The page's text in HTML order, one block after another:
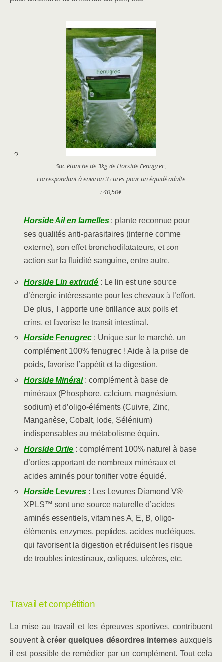
Sac étanche de 3kg de Horside Fenugrec,
correspondant à environ 3 cures pour un équidé adulte
: 40,50€
Horside Ail en lamelles : plante reconnue pour
ses qualités anti-parasitaires (interne comme
externe), son effet bronchodilatateurs, et son
action sur la fluidité sanguine, entre autre.
Horside Lin extrudé : Le lin est une source
d’énergie intéressante pour les chevaux à l’effort.
De plus, il apporte une brillance aux poils et
crins, et favorise le transit intestinal.
Horside Fenugrec : Unique sur le marché, un
complément 100% fenugrec ! Aide à la prise de
poids, favorise l’appétit et la digestion.
Horside Minéral: complément à base de
minéraux (Phosphore, calcium, magnésium,
sodium) et d’oligo-éléments (Cuivre, Zinc,
Manganèse, Cobalt, Iode, Sélénium)
indispensables au métabolisme équin.
Horside Ortie : complément 100% naturel à base
d’orties apportant de nombreux minéraux et
acides aminés pour tonifier votre équidé.
Horside Levures : Les Levures Diamond V®
XPLS™ sont une source naturelle d’acides
aminés essentiels, vitamines A, E, B, oligo-
éléments, enzymes, peptides, acides nucléiques,
qui favorisent la digestion et réduisent les risque
de troubles intestinaux, coliques, ulcères, etc.
Travail et compétition
La mise au travail et les épreuves sportives, contribuent
souvent à créer quelques désordres internes auxquels
il est possible de remédier par un complément. Tout cela